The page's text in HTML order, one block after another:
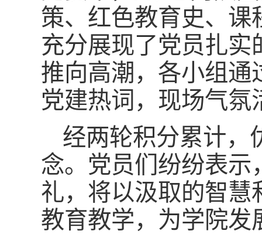
策、红色教育史、课
充分展现了党员扎实
推向高潮，各小组通
党建热词，现场气
经两轮积分累计，
念。党员们纷纷表示
礼，将以汲取的智慧
教育教学，为学院发